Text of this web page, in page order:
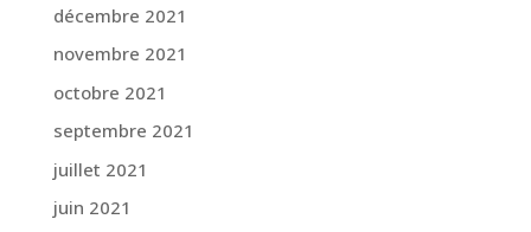
décembre 2021
novembre 2021
octobre 2021
septembre 2021
juillet 2021
juin 2021